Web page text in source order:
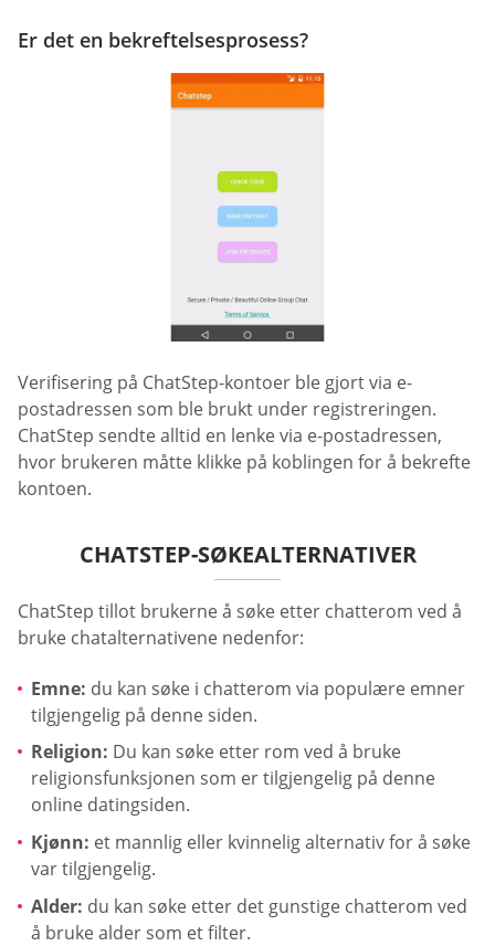
Er det en bekreftelsesprosess?
Verifisering på ChatStep-kontoer ble gjort via e-
postadressen som ble brukt under registreringen.
ChatStep sendte alltid en lenke via e-postadressen,
hvor brukeren måtte klikke på koblingen for å bekrefte
kontoen.
CHATSTEP-SØKEALTERNATIVER
ChatStep tillot brukerne å søke etter chatterom ved å
bruke chatalternativene nedenfor:
Emne: du kan søke i chatterom via populære emner
tilgjengelig på denne siden.
Religion: Du kan søke etter rom ved å bruke
religionsfunksjonen som er tilgjengelig på denne
online datingsiden.
Kjønn: et mannlig eller kvinnelig alternativ for å søke
var tilgjengelig.
Alder: du kan søke etter det gunstige chatterom ved
å bruke alder som et filter.